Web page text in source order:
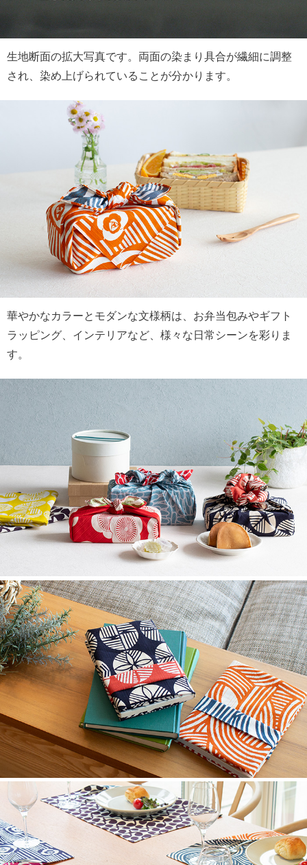
生地断面の拡大写真です。両面の染まり具合が繊細に調整
され、染め上げられていることが分かります。
華やかなカラーとモダンな文様柄は、お弁当包みやギフト
ラッピング、インテリアなど、様々な日常シーンを彩りま
す。